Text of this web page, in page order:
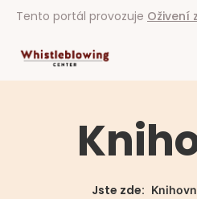
Tento portál provozuje Oživení
Jste zde: